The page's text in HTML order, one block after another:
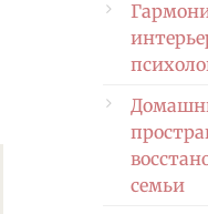
семьи